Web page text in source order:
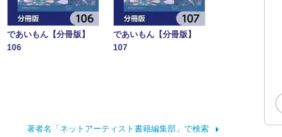
であいもん【分冊版】
106
であいもん【分冊版】
107
著者名「ネットアーティスト書籍編集部」で検索